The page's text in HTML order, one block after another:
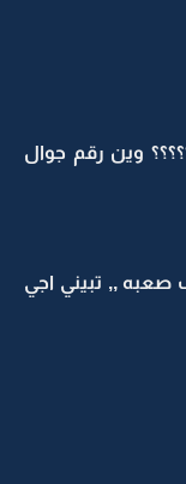
وين رقم جوال
صعبه ,, تبيني اجي